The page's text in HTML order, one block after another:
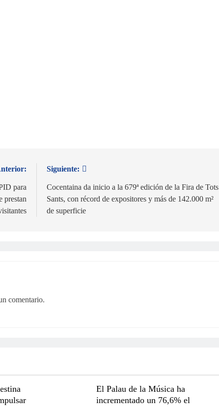
para
prestan
Siguiente:
Cocentaina da inicio a la 679ª edición de la Fira de Tots
Sants, con récord de expositores y más de 142.000 m²
de superficie
comentario.
El Palau de la Música ha
incrementado un 76,6% el